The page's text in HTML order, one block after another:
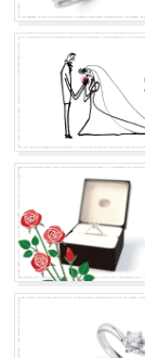
本年は大変お
手ながら下記の
お盆営業につ
2017.07.24
平素は格別の
株式会社郡司宝
ゴールデンウ
2017.04.30
ゴールデンウィ
致します。 皆
年末年始のお知
2016.12.27